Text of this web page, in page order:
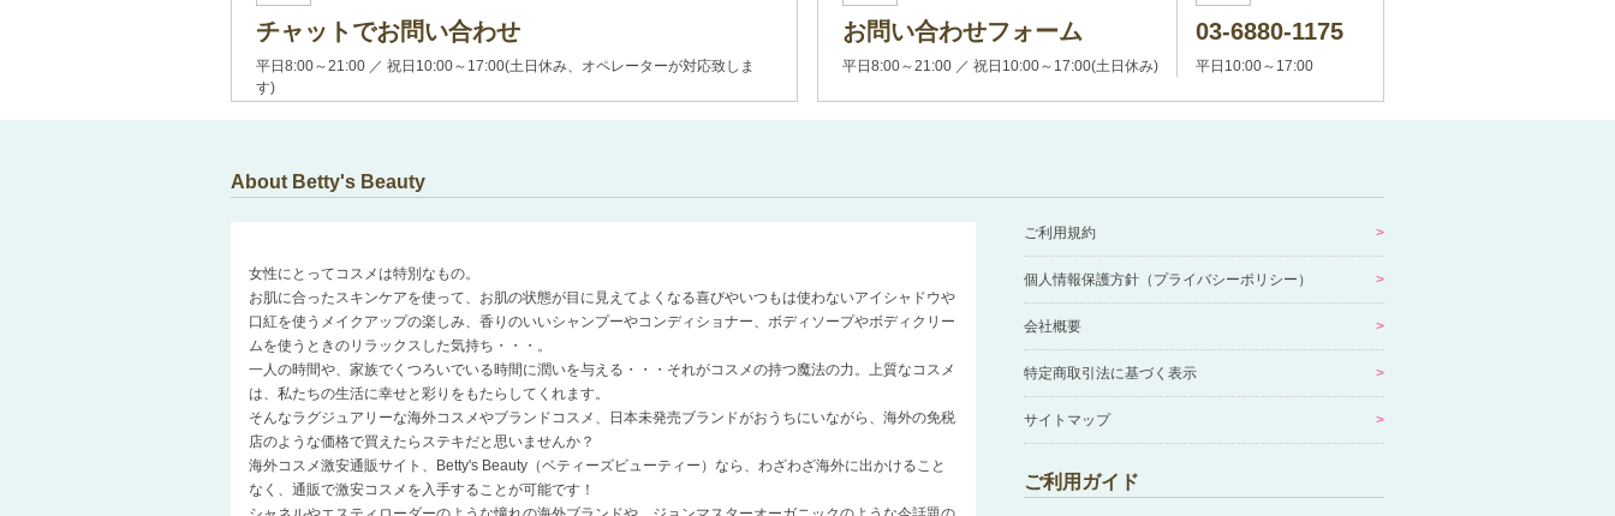
チャットでお問い合わせ
平日8:00～21:00 ／ 祝日10:00～17:00(土日休み、オペレーターが対応致しま
す)
お問い合わせフォーム
平日8:00～21:00 ／ 祝日10:00～17:00(土日休み)
03-6880-1175
平日10:00～17:00
About Betty's Beauty
女性にとってコスメは特別なもの。
お肌に合ったスキンケアを使って、お肌の状態が目に見えてよくなる喜びやいつもは使わないアイシャドウや
口紅を使うメイクアップの楽しみ、香りのいいシャンプーやコンディショナー、ボディソープやボディクリー
ムを使うときのリラックスした気持ち・・・。
一人の時間や、家族でくつろいでいる時間に潤いを与える・・・それがコスメの持つ魔法の力。上質なコスメ
は、私たちの生活に幸せと彩りをもたらしてくれます。
そんなラグジュアリーな海外コスメやブランドコスメ、日本未発売ブランドがおうちにいながら、海外の免税
店のような価格で買えたらステキだと思いませんか？
海外コスメ激安通販サイト、Betty's Beauty（ベティーズビューティー）なら、わざわざ海外に出かけること
なく、通販で激安コスメを入手することが可能です！
ご利用規約
個人情報保護方針（プライバシーポリシー）
会社概要
特定商取引法に基づく表示
サイトマップ
ご利用ガイド